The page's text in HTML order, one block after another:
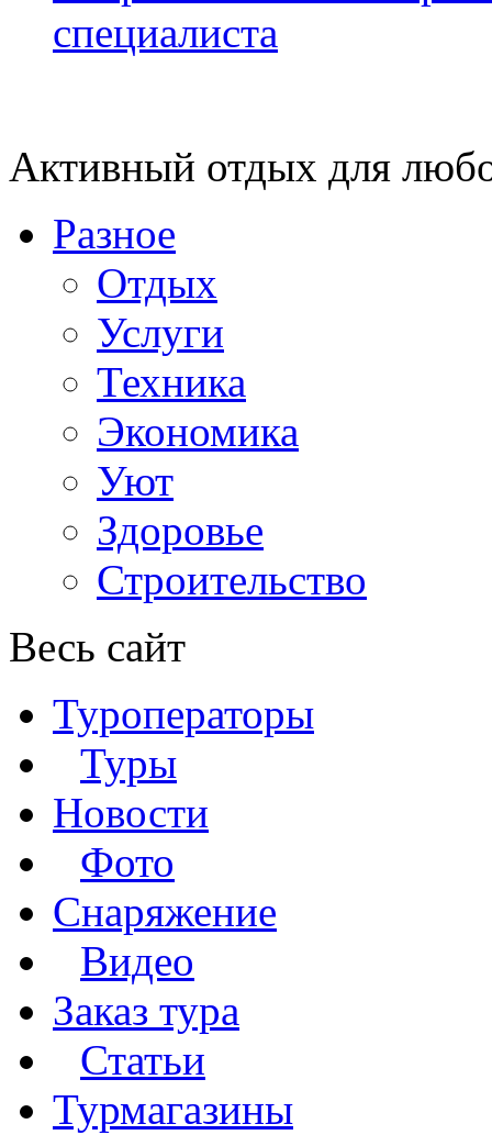
специалиста
Активный отдых для
Разное
Отдых
Услуги
Техника
Экономика
Уют
Здоровье
Строительство
Весь сайт
Туроператоры
Туры
Новости
Фото
Снаряжение
Видео
Заказ тура
Статьи
Турмагазины